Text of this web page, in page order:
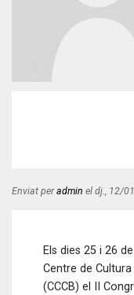
Enviat peradmin el dj., 12/
Els dies 25 i 26
Centre de
(CCCB) el II